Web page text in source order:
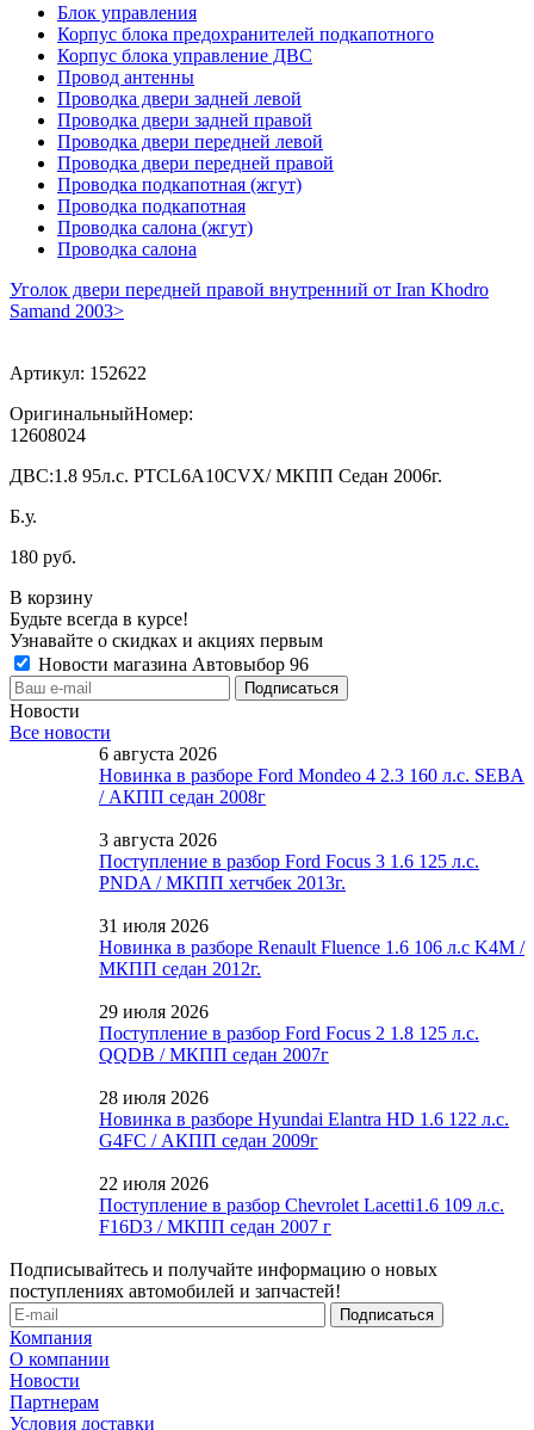
Блок управления
Корпус блока предохранителей подкапотного
Корпус блока управление ДВС
Провод антенны
Проводка двери задней левой
Проводка двери задней правой
Проводка двери передней левой
Проводка двери передней правой
Проводка подкапотная (жгут)
Проводка подкапотная
Проводка салона (жгут)
Проводка салона
Уголок двери передней правой внутренний от Iran Khodro
Samand 2003>
Артикул: 152622
ОригинальныйНомер:
12608024
ДВС:1.8 95л.с. PTCL6A10CVX/ МКПП Седан 2006г.
Б.у.
180 руб.
В корзину
Будьте всегда в курсе!
Узнавайте о скидках и акциях первым
Новости магазина Автовыбор 96
Новости
Все новости
6 августа 2026
Новинка в разборе Ford Mondeo 4 2.3 160 л.с. SEBA
/ АКПП седан 2008г
3 августа 2026
Поступление в разбор Ford Focus 3 1.6 125 л.с.
PNDA / МКПП хетчбек 2013г.
31 июля 2026
Новинка в разборе Renault Fluence 1.6 106 л.с K4M /
МКПП седан 2012г.
29 июля 2026
Поступление в разбор Ford Focus 2 1.8 125 л.с.
QQDB / МКПП седан 2007г
28 июля 2026
Новинка в разборе Hyundai Elantra HD 1.6 122 л.с.
G4FC / АКПП седан 2009г
22 июля 2026
Поступление в разбор Chevrolet Lacetti1.6 109 л.с.
F16D3 / МКПП седан 2007 г
Подписывайтесь и получайте информацию о новых
поступлениях автомобилей и запчастей!
Компания
О компании
Новости
Партнерам
Условия доставки